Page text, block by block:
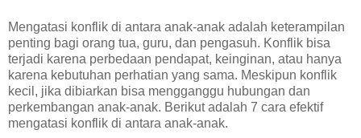
Mengatasi konflik di antara anak-anak adalah keterampilan
penting bagi orang tua, guru, dan pengasuh. Konflik bisa
terjadi karena perbedaan pendapat, keinginan, atau hanya
karena kebutuhan perhatian yang sama. Meskipun konflik
kecil, jika dibiarkan bisa mengganggu hubungan dan
perkembangan anak-anak. Berikut adalah 7 cara efektif
mengatasi konflik di antara anak-anak.